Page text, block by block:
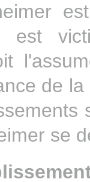
est
de
se